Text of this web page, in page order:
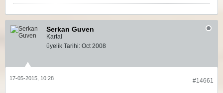
Serkan Guven
Kartal
üyelik Tarihi: Oct 2008
#14661
17-05-2015, 10:28